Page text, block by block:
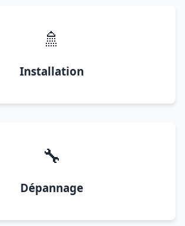
🚿
Installation
🔧
Dépannage